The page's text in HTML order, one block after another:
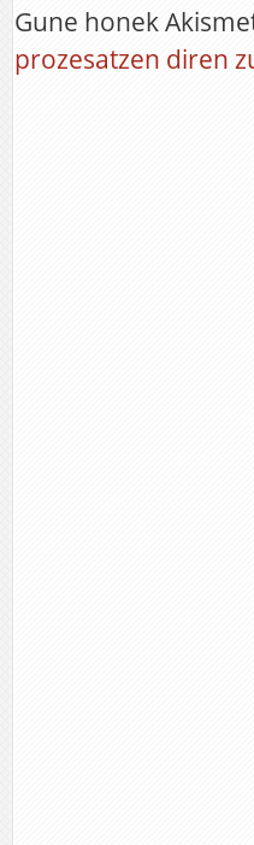
Gune honek
prozesatzen diren